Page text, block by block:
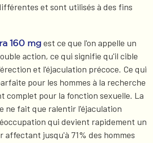
et sont utilisés à des fins
160 mgest ce que l'on appelle un
action, ce qui signifie qu'il cible
et l'éjaculation précoce. Ce qui
pour les hommes à la recherche
complet pour la fonction sexuelle. La
ne fait que ralentir l'éjaculation
qui devient rapidement un
affectant jusqu'à 71% des hommes